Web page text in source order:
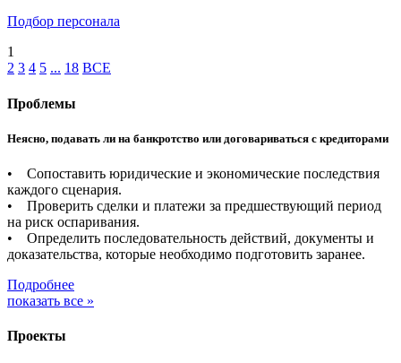
Подбор персонала
1
2 3 4 5 ... 18 ВСЕ
Проблемы
Неясно, подавать ли на банкротство или договариваться с кредиторами
• Сопоставить юридические и экономические последствия
каждого сценария.
• Проверить сделки и платежи за предшествующий период
на риск оспаривания.
• Определить последовательность действий, документы и
доказательства, которые необходимо подготовить заранее.
Подробнее
показать все »
Проекты